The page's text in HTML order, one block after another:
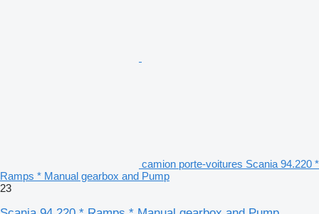
camion porte-voitures Scania 94.220 *
Ramps * Manual gearbox and Pump
23